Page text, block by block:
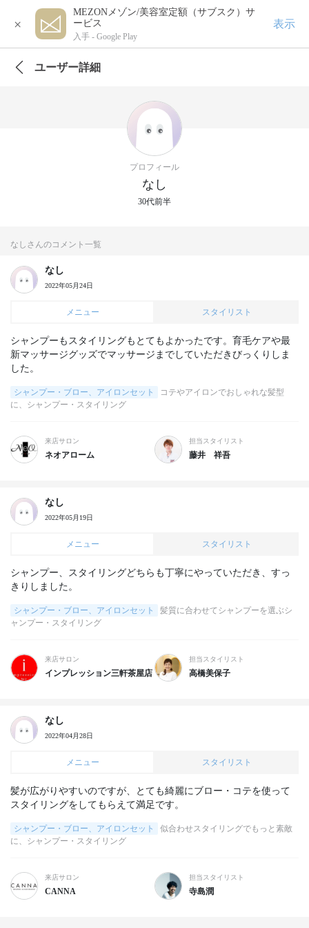
×
MEZONメゾン/美容室定額（サブスク）サ
ービス
入手 - Google Play
表示
ユーザー詳細
プロフィール
なし
30代前半
なしさんのコメント一覧
なし
2022年05月24日
メニュー スタイリスト
シャンプーもスタイリングもとてもよかったです。育毛ケアや最
新マッサージグッズでマッサージまでしていただきびっくりしま
した。
シャンプー・ブロー、アイロンセット
コテやアイロンでおしゃれな髪型
に、シャンプー・スタイリング
来店サロン
ネオアローム
担当スタイリスト
藤井 祥吾
なし
2022年05月19日
メニュー スタイリスト
シャンプー、スタイリングどちらも丁寧にやっていただき、すっ
きりしました。
シャンプー・ブロー、アイロンセット
髪質に合わせてシャンプーを選ぶシ
ャンプー・スタイリング
来店サロン
インプレッション三軒茶屋店
担当スタイリスト
高橋美保子
なし
2022年04月28日
メニュー スタイリスト
髪が広がりやすいのですが、とても綺麗にブロー・コテを使って
スタイリングをしてもらえて満足です。
シャンプー・ブロー、アイロンセット
似合わせスタイリングでもっと素敵
に、シャンプー・スタイリング
来店サロン
CANNA
担当スタイリスト
寺島潤